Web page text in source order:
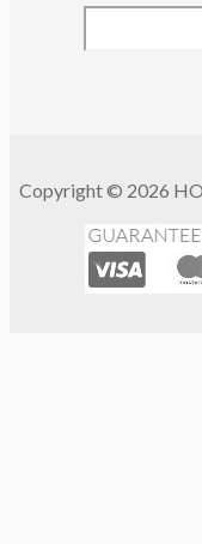
Copyright © 2026